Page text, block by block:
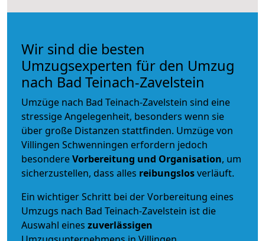
Wir sind die besten
Umzugsexperten für den Umzug
nach Bad Teinach-Zavelstein
Umzüge nach Bad Teinach-Zavelstein sind eine
stressige Angelegenheit, besonders wenn sie
über große Distanzen stattfinden. Umzüge von
Villingen Schwenningen erfordern jedoch
besondereVorbereitung und Organisation, um
sicherzustellen, dass alles reibungslosverläuft.
Ein wichtiger Schritt bei der Vorbereitung eines
Umzugs nach Bad Teinach-Zavelstein ist die
Auswahl eines zuverlässigen